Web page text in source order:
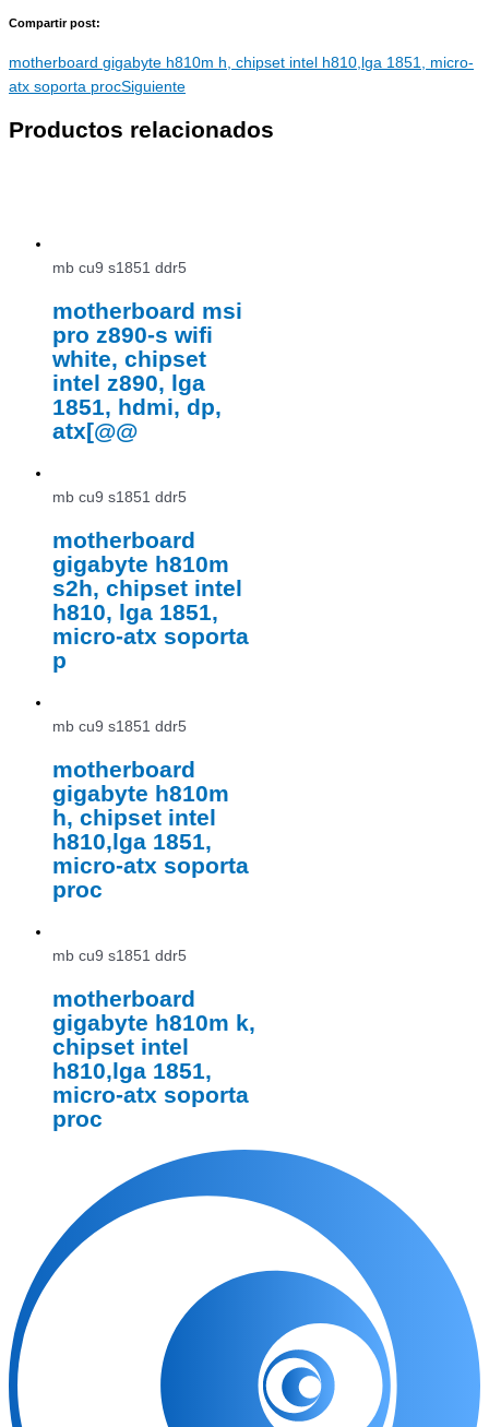
Compartir post:
motherboard gigabyte h810m h, chipset intel h810,lga 1851, micro-
atx soporta procSiguiente
Productos relacionados
mb cu9 s1851 ddr5
motherboard msi
pro z890-s wifi
white, chipset
intel z890, lga
1851, hdmi, dp,
atx[@@
mb cu9 s1851 ddr5
motherboard
gigabyte h810m
s2h, chipset intel
h810, lga 1851,
micro-atx soporta
p
mb cu9 s1851 ddr5
motherboard
gigabyte h810m
h, chipset intel
h810,lga 1851,
micro-atx soporta
proc
mb cu9 s1851 ddr5
motherboard
gigabyte h810m k,
chipset intel
h810,lga 1851,
micro-atx soporta
proc